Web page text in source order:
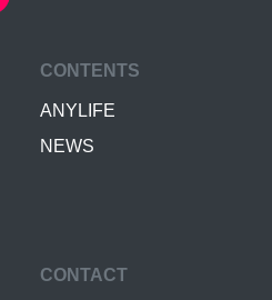
CONTENTS
ANYLIFE
NEWS
CONTACT